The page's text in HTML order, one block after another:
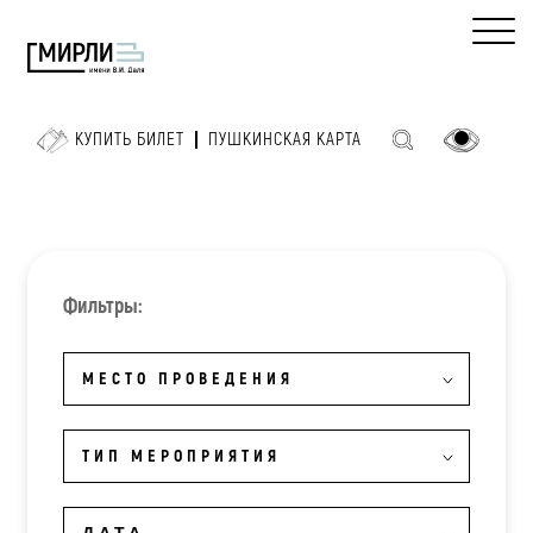
КУПИТЬ БИЛЕТ ПУШКИНСКАЯ КАРТА
Фильтры:
МЕСТО ПРОВЕДЕНИЯ
ТИП МЕРОПРИЯТИЯ